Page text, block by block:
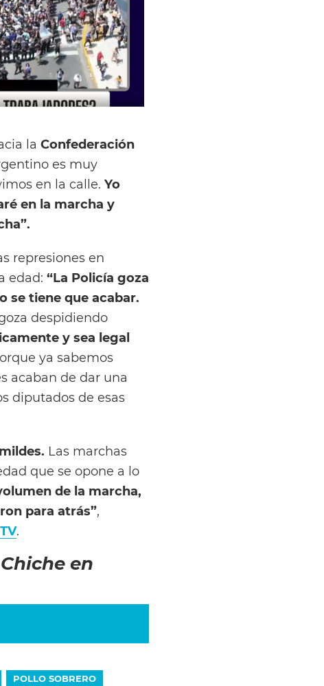
la Confederación
es muy
en la calle. Yo
en la marcha y
represiones en
edad: “La Policía goza
se tiene que acabar.
despidiendo
y sea legal
ya sabemos
acaban de dar una
diputados de esas
Las marchas
que se opone a lo
de la marcha,
para atrás”,
.
Chiche en
POLLO SOBRERO